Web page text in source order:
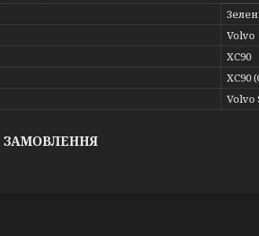
Volvo
XC90
XC90
Volvo
ЗАМОВЛЕННЯ